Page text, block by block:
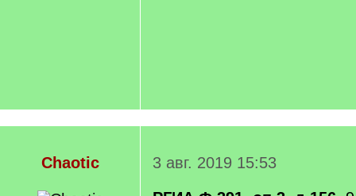
Chaotic
3 авг. 2019 15:53